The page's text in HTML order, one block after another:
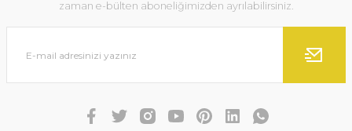
zaman e-bülten aboneliğimizden ayrılabilirsiniz.